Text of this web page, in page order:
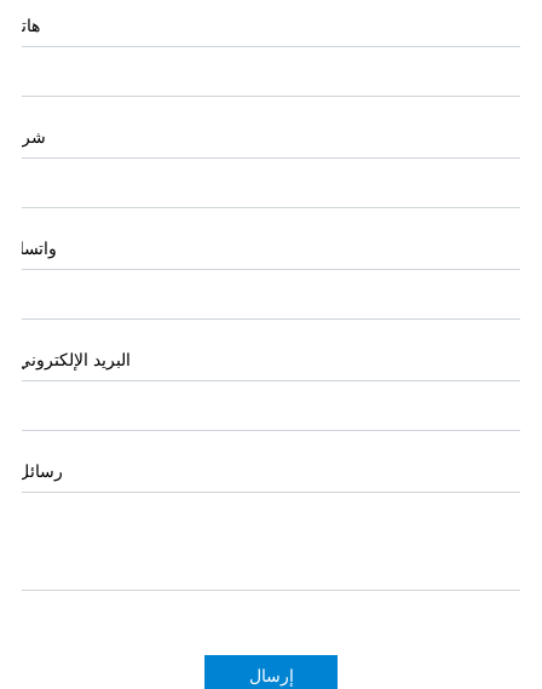
هاتف
شركة
واتساب
البريد الإلكتروني
رسائل
إرسال